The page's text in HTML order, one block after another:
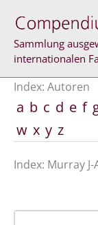
Inhalt
springen
Sammlung
internationalen
Index: Autoren
a b c d e f
w x y z
Index: Murray J-